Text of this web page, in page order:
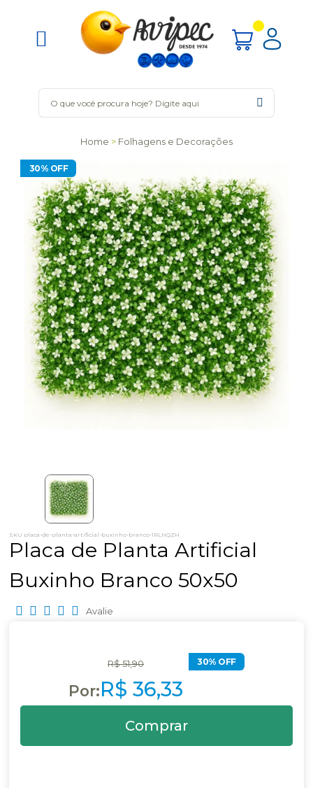
Home Folhagens e Decorações
30% OFF
SKU placa-de-planta-artificial-buxinho-branco-1RLNQZH
Placa de Planta Artificial
Buxinho Branco 50x50
Avalie
R$ 51,90
R$ 36,33
30% OFF